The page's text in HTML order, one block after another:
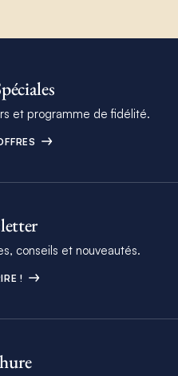
et programme de fidélité.
conseils et nouveautés.
!